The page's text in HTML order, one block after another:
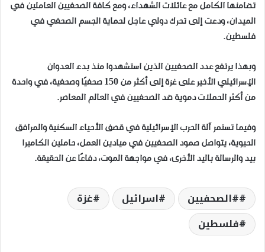
تضامنها الكامل مع عائلات الشهداء، ومع كافة الصحفيين العاملين في
الميدان، ودعت إلى تحرك دولي عاجل لحماية الجسم الصحفي في
فلسطين.
وبهذا يرتفع عدد الصحفيين الذين استشهدوا منذ بدء العدوان
الإسرائيلي الأخير على غزة إلى أكثر من 150 صحفيًا وصحفية، في واحدة
من أكثر الحملات دموية ضد الصحفيين في العالم المعاصر.
وفيما تستمر آلة الحرب الإسرائيلية في قصف الأحياء السكنية والمرافق
الحيوية، يتواصل صمود الصحفيين في ميادين العمل، حاملين الكاميرا
بيد والرسالة باليد الأخرى، في مواجهة الموت، دفاعًا عن الحقيقة.
#الصحفيين اسرائيل
غزة
فلسطين